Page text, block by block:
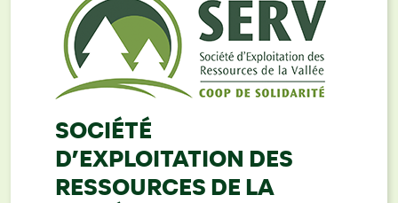
SOCIÉTÉ
D’EXPLOITATION DES
RESSOURCES DE LA